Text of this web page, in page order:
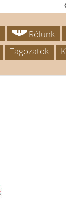
Rólunk
Tagozatok